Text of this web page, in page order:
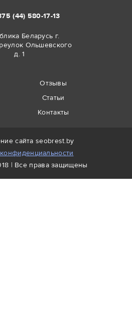
(44) 580-17-13
Беларусь г.
Ольшевского
д. 1
Отзывы
Статьи
Контакты
сайта seobrest.by
| Все права защищены